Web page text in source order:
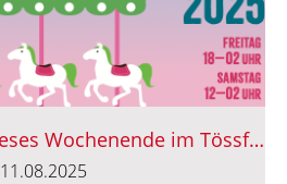
Tössemer Dorfet dieses Wochenende im Tössfeld-Schulhaus
11.08.2025